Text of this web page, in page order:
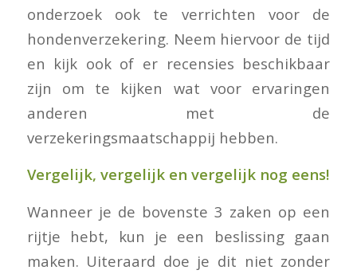
onderzoek ook te verrichten voor de
hondenverzekering. Neem hiervoor de tijd
en kijk ook of er recensies beschikbaar
zijn om te kijken wat voor ervaringen
anderen met de
verzekeringsmaatschappij hebben.
Vergelijk, vergelijk en vergelijk nog eens!
Wanneer je de bovenste 3 zaken op een
rijtje hebt, kun je een beslissing gaan
maken. Uiteraard doe je dit niet zonder